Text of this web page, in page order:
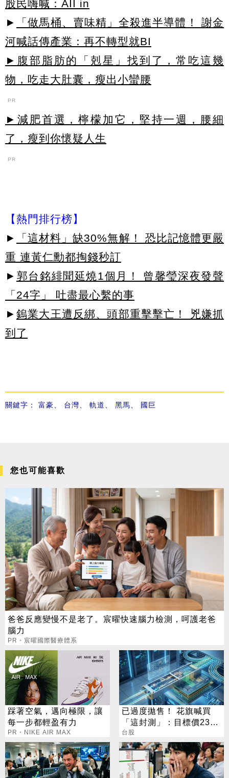
股民嗨喊：AII in
►
「做馬桶、賣味精」全殺進半導體！ 謝金
河喊話傳產業：再不轉型就BI
►腹部脂肪的「剋星」找到了，常吃這幾
物，吃走大肚囊，瘦出小蠻腰
PR
►減肥首選，檸檬加它，堅持一週，腰細
了，瘦到你懷疑人生
PR
【熱門排行榜】
►
「這材料」缺30%無解！ 恐比記憶體更嚴
重 連黃仁勳都掏錢秒訂
► 郭台銘緋聞延燒1個月！ 曾馨瑩深夜發聲
「24字」 吐盡最心繫的事
► 鎢業大王遭反綁、頭部重擊擊亡！ 兇嫌抓
到了
關鍵字： 富豪 台灣 軌道 黑馬 國巨
您也可能喜歡
爸爸反應變慢不是老了。宸曜快速腦力檢測，呵護老爸
腦力
PR・宸曜國際醫療體系
踩著空氣，邁向極限，讓
每一步都輕盈有力
PR・NIKE AIR MAX
已過度拋售！ 花旗喊買
「這封測」：目標價230
元
台股